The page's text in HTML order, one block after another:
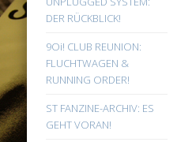
DER RÜCKBLICK!
9Oi! CLUB REUNION:
FLUCHTWAGEN &
RUNNING ORDER!
ST FANZINE-ARCHIV: ES
GEHT VORAN!